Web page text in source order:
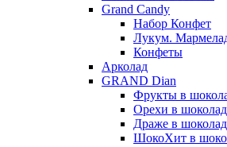
Grand Candy
Набор Конфет
Лукум.
Конфеты
Арколад
GRAND Dian
Фрукты в
Орехи в
Драже в
ШокоХит в